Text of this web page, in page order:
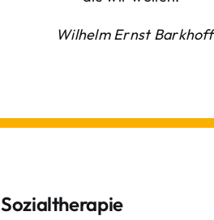
Wilhelm Ernst Barkhoff
Sozialtherapie